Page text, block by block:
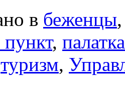
в беженцы
, палатка
туризм,